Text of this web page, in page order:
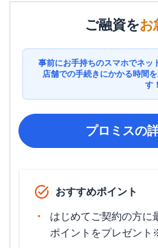
ご融資をお
事前にお手持ちのスマホでネッ
店舗での手続きにかかる時間
す！
プロミスの
おすすめポイント
はじめてご契約の方に
ポイントをプレゼント